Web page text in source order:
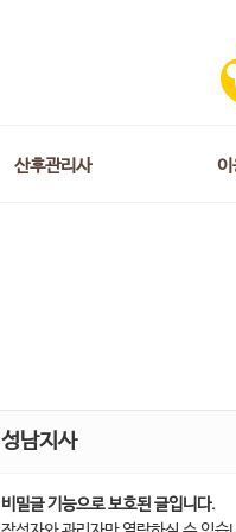
산후관리사 이
성남지사
비밀글 기능으로 보호된 글입니다.